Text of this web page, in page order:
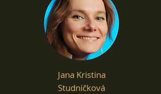
Jana Kristina
Studničková